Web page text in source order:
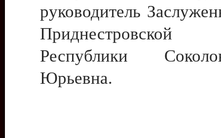
руководитель
Приднестровской
Республики
Юрьевна.